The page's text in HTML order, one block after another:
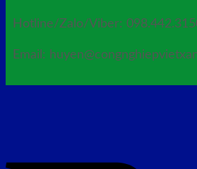
Hotline/Zalo/Viber:
Email: